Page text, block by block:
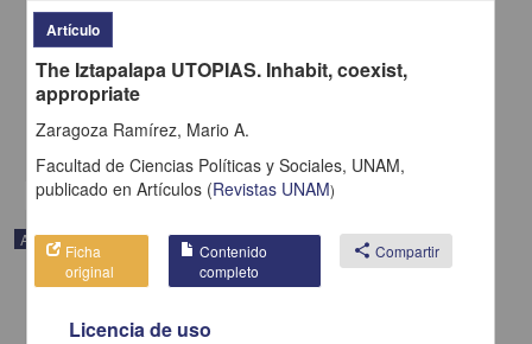
Humanos. Un análisis transexenal
Huitrón Morales, Analilia; Prado Lallande, Juan Pablo - Facultad de
Ciencias Políticas y Sociales, UNAM
2025-01-23
Ciencias Sociales y Económicas
Artículo
Artículo
The Iztapalapa UTOPIAS. Inhabit, coexist,
appropriate
Zaragoza Ramírez, Mario A.
Facultad de Ciencias Políticas y Sociales, UNAM,
publicado enArtículos (Revistas UNAM)
Ficha
original
Contenido
completo
share Compartir
Licencia de uso